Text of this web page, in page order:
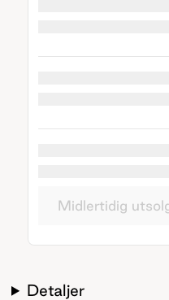
Midlertidig
Detaljer